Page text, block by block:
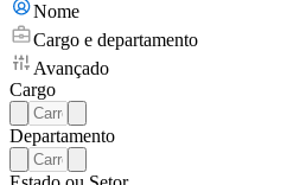
Nome
Cargo e departamento
Avançado
Cargo
Departamento